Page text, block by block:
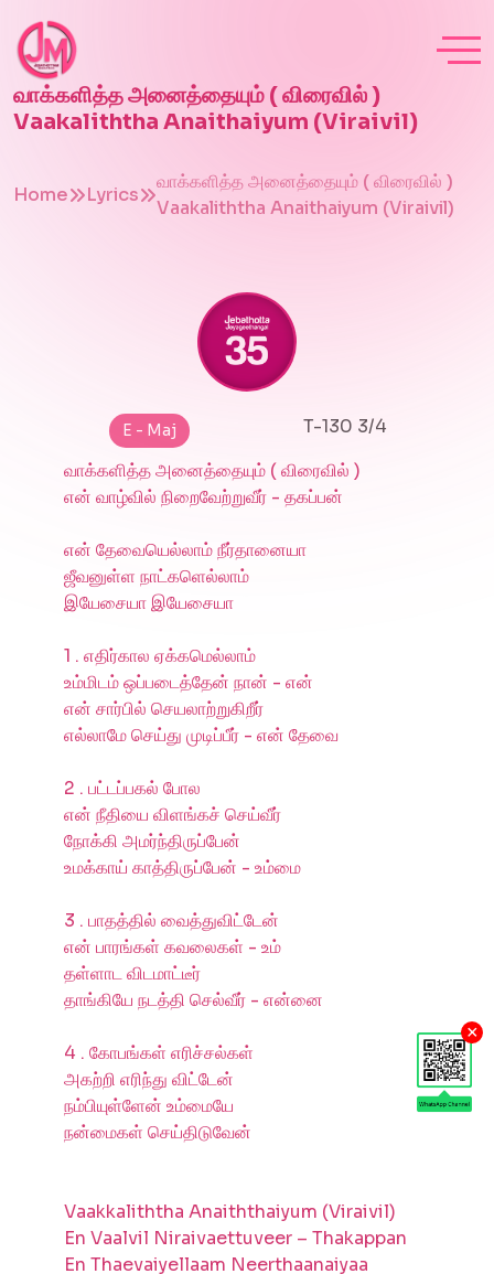
×
வாக்களித்த அனைத்தையும் ( விரைவில் )
Vaakaliththa Anaithaiyum (Viraivil)
Home Lyrics
வாக்களித்த அனைத்தையும் ( விரைவில் )
Vaakaliththa Anaithaiyum (Viraivil)
E - Maj
T-130 3/4
வாக்களித்த அனைத்தையும் ( விரைவில் )
என் வாழ்வில் நிறைவேற்றுவீர் - தகப்பன்
என் தேவையெல்லாம் நீர்தானையா
ஜீவனுள்ள நாட்களெல்லாம்
இயேசையா இயேசையா
1 . எதிர்கால ஏக்கமெல்லாம்
உம்மிடம் ஒப்படைத்தேன் நான் - என்
என் சார்பில் செயலாற்றுகிறீர்
எல்லாமே செய்து முடிப்பீர் - என் தேவை
2 . பட்டப்பகல் போல
என் நீதியை விளங்கச் செய்வீர்
நோக்கி அமர்ந்திருப்பேன்
உமக்காய் காத்திருப்பேன் - உம்மை
3 . பாதத்தில் வைத்துவிட்டேன்
என் பாரங்கள் கவலைகள் - உம்
தள்ளாட விடமாட்டீர்
தாங்கியே நடத்தி செல்வீர் - என்னை
4 . கோபங்கள் எரிச்சல்கள்
அகற்றி எரிந்து விட்டேன்
நம்பியுள்ளேன் உம்மையே
நன்மைகள் செய்திடுவேன்
Vaakkaliththa Anaiththaiyum (Viraivil)
En Vaalvil Niraivaettuveer – Thakappan
En Thaevaiyellaam Neerthaanaiyaa